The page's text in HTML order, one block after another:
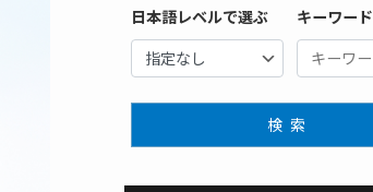
日本語レベルで選ぶ キーワード
検索